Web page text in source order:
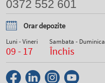
0372 552 601
Orar depozite
Luni - Vineri
09 - 17
Sambata - Duminica
Închis